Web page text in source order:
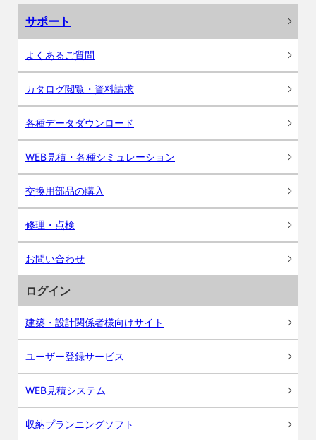
サポート
よくあるご質問
カタログ閲覧・資料請求
各種データダウンロード
WEB見積・各種シミュレーション
交換用部品の購入
修理・点検
お問い合わせ
ログイン
建築・設計関係者様向けサイト
ユーザー登録サービス
WEB見積システム
収納プランニングソフト